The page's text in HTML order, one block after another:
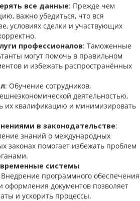
все данные: Прежде чем
важно убедиться, что вся
условиях сделки и участвующих
профессионалов: Таможенные
могут помочь в правильном
и избежать распространённых
: Обучение сотрудников,
деятельностью,
их квалификацию и минимизировать
в законодательстве:
знаний о международных
законах помогает избежать проблем
системы
Внедрение программного обеспечения
оформления документов позволяет
и ускорить процессы.